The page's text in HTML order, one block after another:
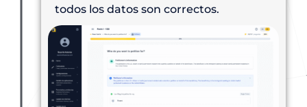
todos los datos son correctos.